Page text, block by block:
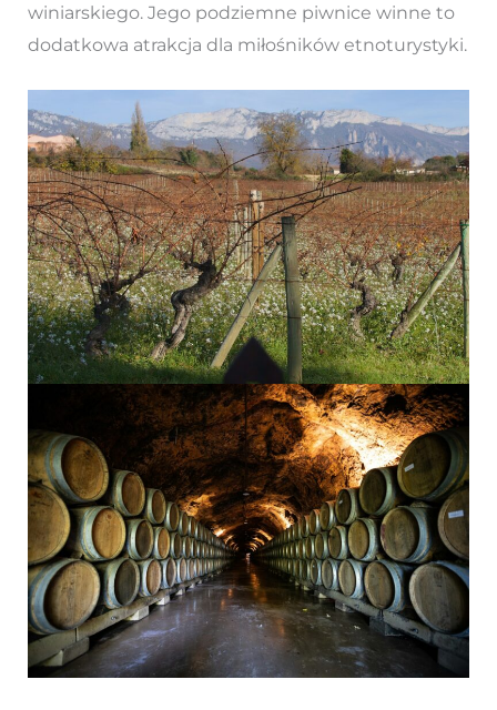
winiarskiego. Jego podziemne piwnice winne to
dodatkowa atrakcja dla miłośników etnoturystyki.